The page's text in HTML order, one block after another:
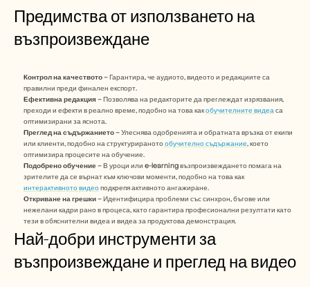
Предимства от използването на
възпроизвеждане
Контрол на качеството – Гарантира, че аудиото, видеото и редакциите са
правилни преди финален експорт.
Ефективна редакция – Позволява на редакторите да преглеждат изрязвания,
преходи и ефекти в реално време, подобно на това как обучителните видеа са
оптимизирани за яснота.
Преглед на съдържанието – Улеснява одобренията и обратната връзка от екипи
или клиенти, подобно на структурираното обучително съдържание, което
оптимизира процесите на обучение.
Подобрено обучение – В уроци или e-learning възпроизвеждането помага на
зрителите да се върнат към ключови моменти, подобно на това как
интерактивното видео подкрепя активното ангажиране.
Откриване на грешки – Идентифицира проблеми със синхрон, бъгове или
нежелани кадри рано в процеса, като гарантира професионални резултати като
тези в обяснителни видеа и видеа за продуктова демонстрация.
Най-добри инструменти за
възпроизвеждане и преглед на видео
Започнете безплатен пробен период